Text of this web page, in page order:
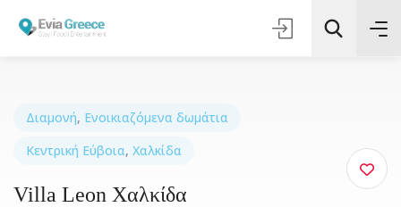
Τοποθεσία
Διαμονή, Ενοικιαζόμενα δωμάτια
Κεντρική Εύβοια, Χαλκίδα
Villa Leon Χαλκίδα